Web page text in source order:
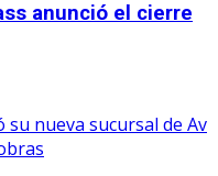
anunció el cierre